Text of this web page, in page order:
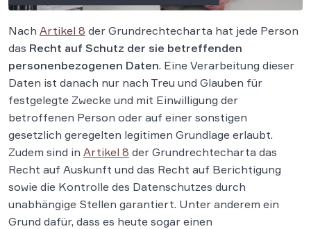
Nach Artikel 8 der Grundrechtecharta hat jede Person
das Recht auf Schutz der sie betreffenden
personenbezogenen Daten. Eine Verarbeitung dieser
Daten ist danach nur nach Treu und Glauben für
festgelegte Zwecke und mit Einwilligung der
betroffenen Person oder auf einer sonstigen
gesetzlich geregelten legitimen Grundlage erlaubt.
Zudem sind in Artikel 8 der Grundrechtecharta das
Recht auf Auskunft und das Recht auf Berichtigung
sowie die Kontrolle des Datenschutzes durch
unabhängige Stellen garantiert. Unter anderem ein
Grund dafür, dass es heute sogar einen